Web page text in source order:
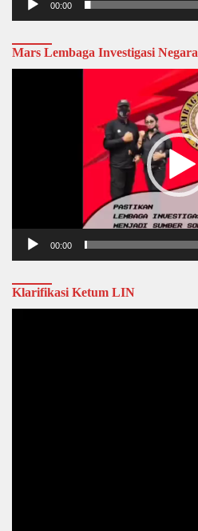
00:00
Mars Lembaga Investigasi Negara
00:00
Klarifikasi Ketum LIN